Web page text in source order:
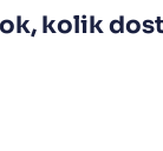
kolik